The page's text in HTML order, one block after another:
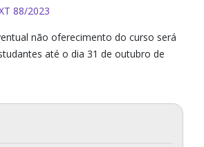
88/2023
não oferecimento do curso será
até o dia 31 de outubro de